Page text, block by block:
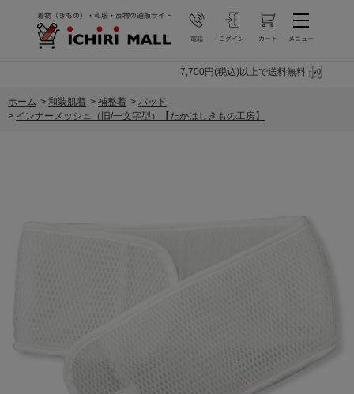
7,700円(税込)以上で送料無料
ホーム > 和装肌着 > 補整着 > パッド
> インナーメッシュ（旧/一文字型）【たかはしきもの工房】